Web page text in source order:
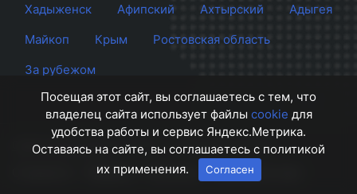
Хадыженск
Афипский Ахтырский
Адыгея
Майкоп
Крым
Ростовская область
За рубежом
Сайт Краснодара
© 2012 - 2026 СМИ Кубани
Правила Контакты Напишите нам
Посещая этот сайт, вы соглашаетесь с тем, что
владелец сайта использует файлы cookie для
удобства работы и сервис Яндекс.Метрика.
Оставаясь на сайте, вы соглашаетесь с политикой
их применения.
Согласен